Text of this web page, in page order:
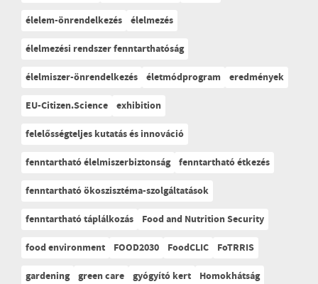
élelem-önrendelkezés élelmezés
élelmezési rendszer fenntarthatóság
élelmiszer-önrendelkezés életmódprogram eredmények
EU-Citizen.Science exhibition
felelősségteljes kutatás és innováció
fenntartható élelmiszerbiztonság fenntartható étkezés
fenntartható ökoszisztéma-szolgáltatások
fenntartható táplálkozás
Food and Nutrition Security
food environment
FOOD2030 FoodCLIC
FoTRRIS
gardening green care gyógyító kert
Homokhátság